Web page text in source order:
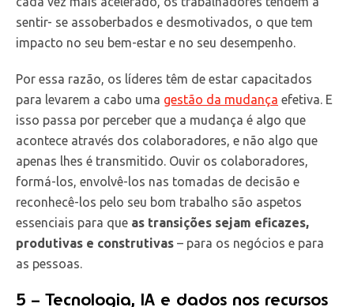
sentir- se assoberbados e desmotivados, o que tem
impacto no seu bem-estar e no seu desempenho.
Por essa razão, os líderes têm de estar capacitados
para levarem a cabo uma gestão da mudança efetiva. E
isso passa por perceber que a mudança é algo que
acontece através dos colaboradores, e não algo que
apenas lhes é transmitido. Ouvir os colaboradores,
formá-los, envolvê-los nas tomadas de decisão e
reconhecê-los pelo seu bom trabalho são aspetos
essenciais para que as transições sejam eficazes,
produtivas e construtivas – para os negócios e para
as pessoas.
5 – Tecnologia, IA e dados nos recursos